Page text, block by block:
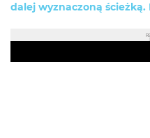
dalej wyznaczoną